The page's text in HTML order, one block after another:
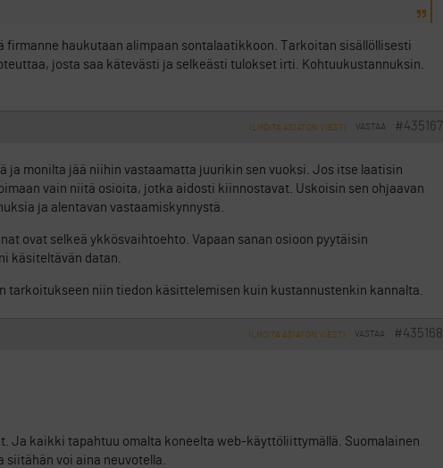
firmanne haukutaan alimpaan sontalaatikkoon. Tarkoitan sisällöllisesti
josta saa kätevästi ja selkeästi tulokset irti. Kohtuukustannuksin.
#435167
VASTAA
ILMOITA ASIATON VIESTI
ja monilta jää niihin vastaamatta juurikin sen vuoksi. Jos itse laatisin
vain niitä osioita, jotka aidosti kiinnostavat. Uskoisin sen ohjaavan
ja alentavan vastaamiskynnystä.
ovat selkeä ykkösvaihtoehto. Vapaan sanan osioon pyytäisin
käsiteltävän datan.
tarkoitukseen niin tiedon käsittelemisen kuin kustannustenkin kannalta.
#435168
VASTAA
ILMOITA ASIATON VIESTI
Ja kaikki tapahtuu omalta koneelta web-käyttöliittymällä. Suomalainen
siitähän voi aina neuvotella.